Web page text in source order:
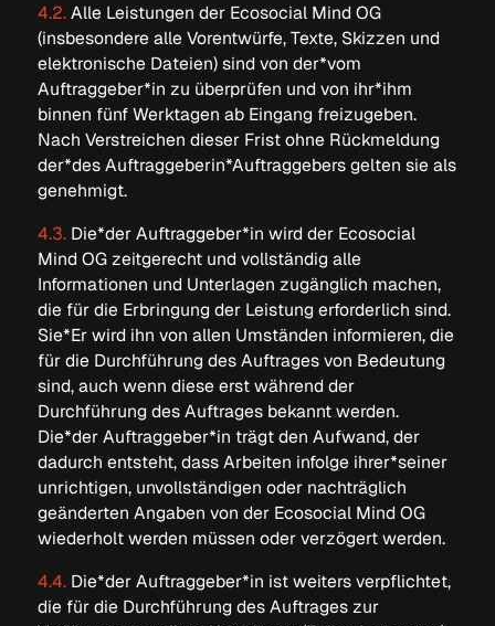
4.2.Alle Leistungen der Ecosocial Mind OG
(insbesondere alle Vorentwürfe, Texte, Skizzen und
elektronische Dateien) sind von der*vom
Auftraggeber*in zu überprüfen und von ihr*ihm
binnen fünf Werktagen ab Eingang freizugeben.
Nach Verstreichen dieser Frist ohne Rückmeldung
der*des Auftraggeberin*Auftraggebers gelten sie als
genehmigt.
4.3.Die*der Auftraggeber*in wird der Ecosocial
Mind OG zeitgerecht und vollständig alle
Informationen und Unterlagen zugänglich machen,
die für die Erbringung der Leistung erforderlich sind.
Sie*Er wird ihn von allen Umständen informieren, die
für die Durchführung des Auftrages von Bedeutung
sind, auch wenn diese erst während der
Durchführung des Auftrages bekannt werden.
Die*der Auftraggeber*in trägt den Aufwand, der
dadurch entsteht, dass Arbeiten infolge ihrer*seiner
unrichtigen, unvollständigen oder nachträglich
geänderten Angaben von der Ecosocial Mind OG
wiederholt werden müssen oder verzögert werden.
4.4.Die*der Auftraggeber*in ist weiters verpflichtet,
die für die Durchführung des Auftrages zur